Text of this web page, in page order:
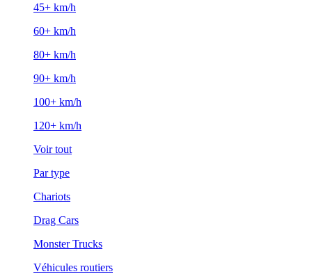
45+ km/h
60+ km/h
80+ km/h
90+ km/h
100+ km/h
120+ km/h
Voir tout
Par type
Chariots
Drag Cars
Monster Trucks
Véhicules routiers